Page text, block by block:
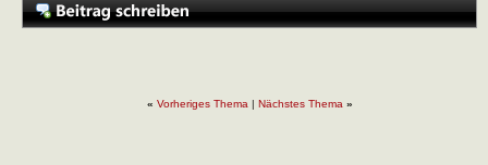
« Vorheriges Thema | Nächstes Thema »